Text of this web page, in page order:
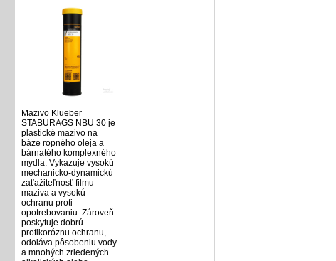
Mazivo Klueber
STABURAGS NBU 30 je
plastické mazivo na
báze ropného oleja a
bárnatého komplexného
mydla. Vykazuje vysokú
mechanicko-dynamickú
zaťažiteľnosť filmu
maziva a vysokú
ochranu proti
opotrebovaniu. Zároveň
poskytuje dobrú
protikoróznu ochranu,
odoláva pôsobeniu vody
a mnohých zriedených